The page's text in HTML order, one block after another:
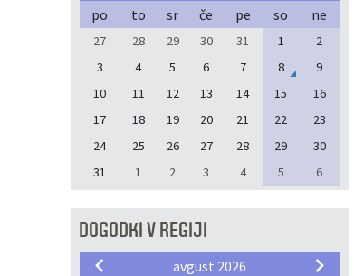
po
to sr če pe so ne
27 28 29 30 31 1
2
3
4 5 6 7 8
9
10
11 12 13 14 15
16
17
18 19 20 21 22
23
24
25 26 27 28 29
30
31
1 2 3 4 5 6
DOGODKI V REGIJI
avgust 2026